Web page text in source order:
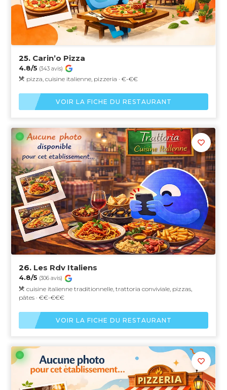
25. Carin’o Pizza
4.8/5 (343 avis)
pizza, cuisine italienne, pizzeria · €-€€
VOIR LA FICHE DU RESTAURANT
26. Les Rdv Italiens
4.8/5 (306 avis)
cuisine italienne traditionnelle, trattoria conviviale, pizzas,
pâtes · €€-€€€
VOIR LA FICHE DU RESTAURANT